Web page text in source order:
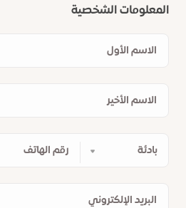
المعلومات الشخصية
الهاتف